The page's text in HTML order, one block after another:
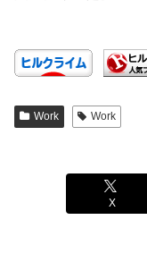
Work Work
X